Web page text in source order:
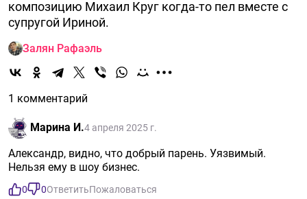
композицию Михаил Круг когда-то пел вместе с
супругой Ириной.
Залян Рафаэль
1 комментарий
Марина И.4 апреля 2025 г.
Александр, видно, что добрый парень. Уязвимый.
Нельзя ему в шоу бизнес.
0 0ОтветитьПожаловаться